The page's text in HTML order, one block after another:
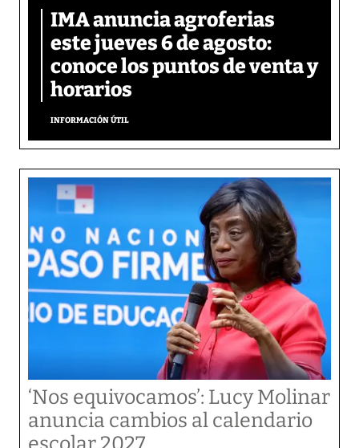
IMA anuncia agroferias
este jueves 6 de agosto:
conoce los puntos de venta y
horarios
INFORMACIÓN ÚTIL
‘Nos equivocamos’: Lucy Molinar
anuncia cambios al calendario